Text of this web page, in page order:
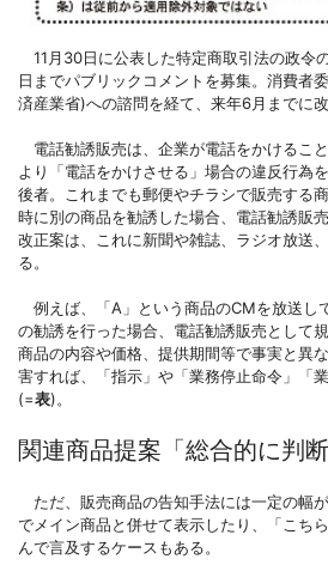
11月30日に公表した特定商取引法の政令
日までパブリックコメントを募集。消費者
済産業省)への諮問を経て、来年6月までに改
電話勧誘販売は、企業が電話をかけるこ
より「電話をかけさせる」場合の違反行為
後者。これまでも郵便やチラシで販売する
時に別の商品を勧誘した場合、電話勧誘販
改正案は、これに新聞や雑誌、ラジオ放送
る。
例えば、「A」という商品のCMを放送し
の勧誘を行った場合、電話勧誘販売として
商品の内容や価格、提供期間等で事実と異
害すれば、「指示」や「業務停止命令」「
(=表)。
関連商品提案「総合的に判断
ただ、販売商品の告知手法には一定の幅
でメイン商品と併せて表示したり、「こち
んで言及するケースもある。